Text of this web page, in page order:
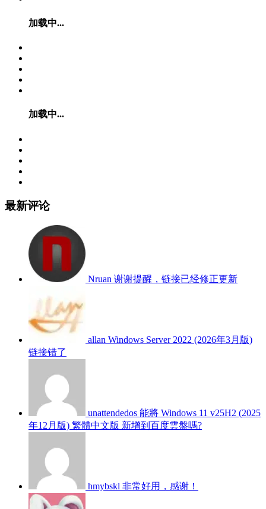
加载中...
加载中...
最新评论
Nruan 谢谢提醒，链接已经修正更新
allan Windows Server 2022 (2026年3月版)
链接错了
unattendedos 能將 Windows 11 v25H2 (2025
年12月版) 繁體中文版 新增到百度雲盤嗎?
hmybskl 非常好用，感谢！